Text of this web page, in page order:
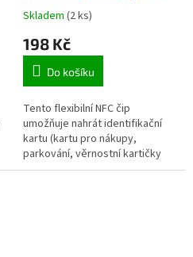
nehet s NFC
Skladem (2 ks)
198 Kč
Do košíku
Tento flexibilní NFC čip
umožňuje nahrát identifikační
kartu (kartu pro nákupy,
parkování, věrnostní kartičky
apod.), ukládat své informace